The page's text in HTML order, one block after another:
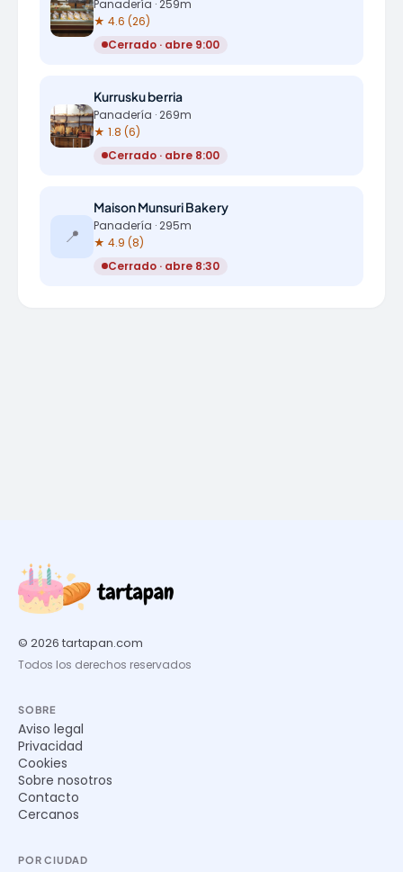
Panadería · 259m
★ 4.6 (26)
Cerrado · abre 9:00
Kurrusku berria
Panadería · 269m
★ 1.8 (6)
Cerrado · abre 8:00
📍
Maison Munsuri Bakery
Panadería · 295m
★ 4.9 (8)
Cerrado · abre 8:30
© 2026 tartapan.com
Todos los derechos reservados
SOBRE
Aviso legal
Privacidad
Cookies
Sobre nosotros
Contacto
Cercanos
POR CIUDAD